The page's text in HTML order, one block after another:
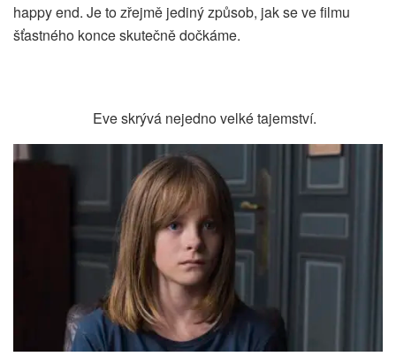
happy end. Je to zřejmě jediný způsob, jak se ve filmu
šťastného konce skutečně dočkáme.
Eve skrývá nejedno velké tajemství.